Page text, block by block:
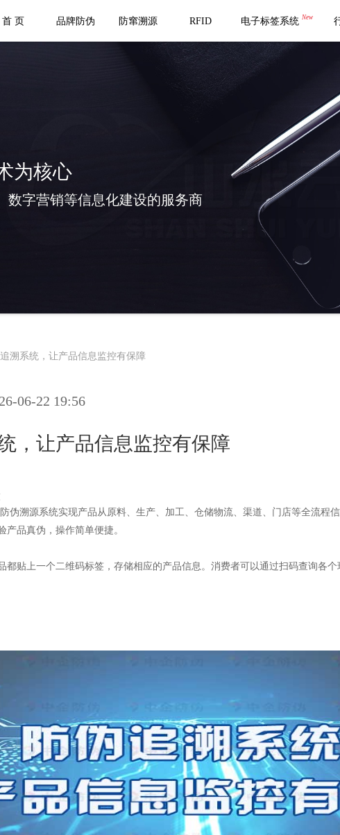
首 页
品牌防伪 防窜溯源 RFID 电子标签系统 New
为核心
数字营销等信息化建设的服务商
溯系统，让产品信息监控有保障
06-22 19:56
，让产品信息监控有保障
防伪溯源系统实现产品从原料、生产、加工、仓储物流、渠道、门店等全流程
产品真伪，操作简单便捷。
都贴上一个二维码标签，存储相应的产品信息。消费者可以通过扫码查询各